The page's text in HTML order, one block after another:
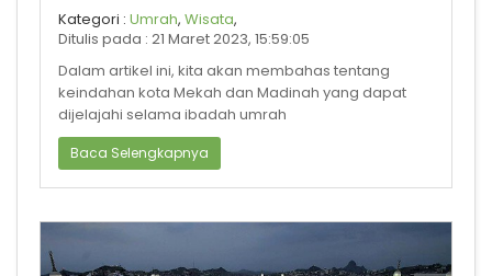
Kategori : Umrah, Wisata,
Ditulis pada : 21 Maret 2023, 15:59:05
Dalam artikel ini, kita akan membahas tentang
keindahan kota Mekah dan Madinah yang dapat
dijelajahi selama ibadah umrah
Baca Selengkapnya